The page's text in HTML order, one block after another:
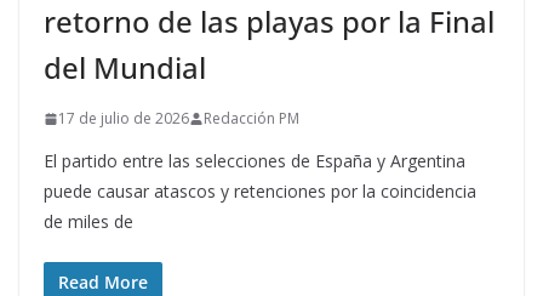
retorno de las playas por la Final
del Mundial
17 de julio de 2026 Redacción PM
El partido entre las selecciones de España y Argentina
puede causar atascos y retenciones por la coincidencia
de miles de
Read More